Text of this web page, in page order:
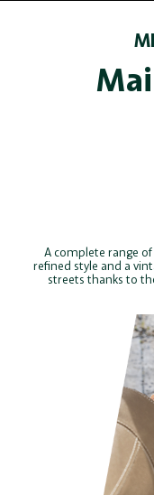
A complete range
refined style and a
streets thanks to